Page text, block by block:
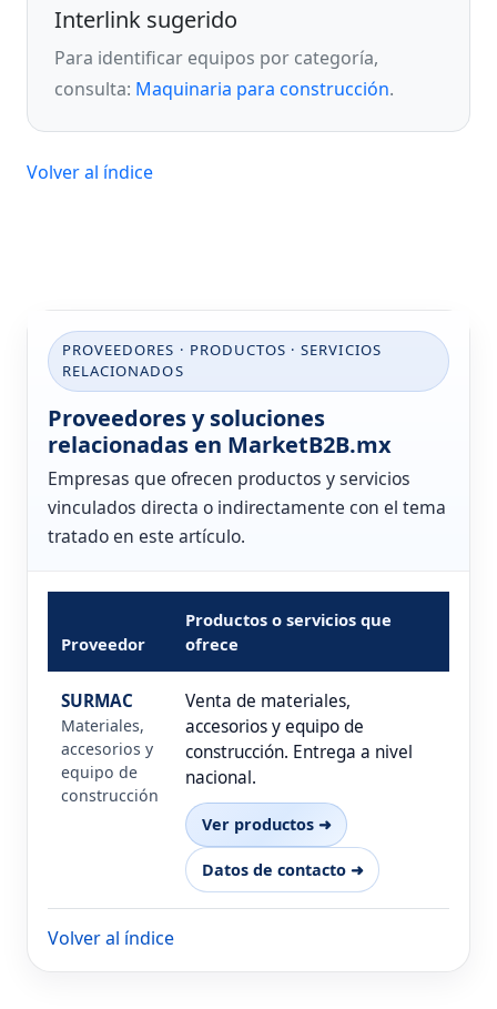
Interlink sugerido
Para identificar equipos por categoría,
consulta: Maquinaria para construcción.
Volver al índice
PROVEEDORES · PRODUCTOS · SERVICIOS
RELACIONADOS
Proveedores y soluciones
relacionadas en MarketB2B.mx
Empresas que ofrecen productos y servicios
vinculados directa o indirectamente con el tema
tratado en este artículo.
Proveedor
Productos o servicios que
ofrece
SURMAC
Materiales,
accesorios y
equipo de
construcción
Venta de materiales,
accesorios y equipo de
construcción. Entrega a nivel
nacional.
Ver productos ➜
Datos de contacto ➜
Volver al índice